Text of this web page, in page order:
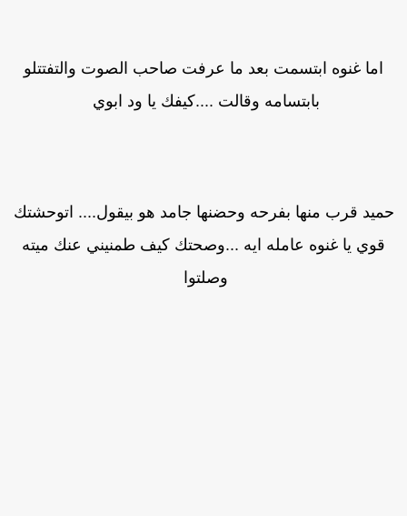
اما غنوه ابتسمت بعد ما عرفت صاحب الصوت والتفتتلو
بابتسامه وقالت ....كيفك يا ود ابوي
قرب منها بفرحه وحضنها جامد هو بيقول.... اتوحشتك
قوي يا غنوه عامله ايه ...وصحتك كيف طمنيني عنك ميته
وصلتوا